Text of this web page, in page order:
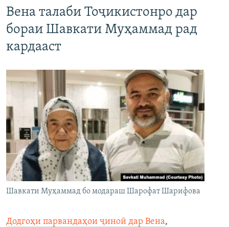
Вена талаби Тоҷикистонро дар
бораи Шавкати Муҳаммад рад
кардааст
Шавкати Муҳаммад бо модараш Шарофат Шарифова
Додгоҳи парвандаҳои ҷиноӣ дар Вена,